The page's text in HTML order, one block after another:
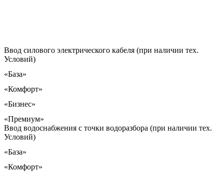
Ввод силового электрического кабеля (при наличии тех.
Условий)
«База»
«Комфорт»
«Бизнес»
«Премиум»
Ввод водоснабжения с точки водоразбора (при наличии тех.
Условий)
«База»
«Комфорт»